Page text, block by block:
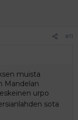
#11
muista
Mandelan
urpo
sota